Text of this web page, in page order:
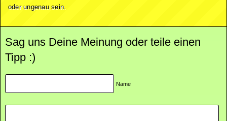
oder ungenau sein.
Sag uns Deine Meinung oder teile einen
Tipp :)
Name